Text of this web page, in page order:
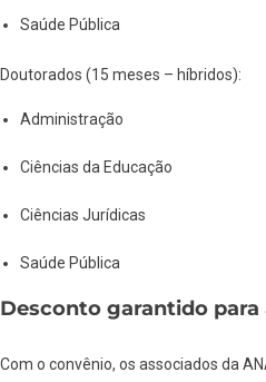
Saúde Pública
Doutorados (15 meses – híbridos):
Administração
Ciências da Educação
Ciências Jurídicas
Saúde Pública
Desconto garantido para
Com o convênio, os associados da